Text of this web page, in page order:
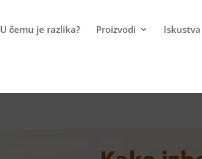
U čemu je razlika? Proizvodi Iskustva